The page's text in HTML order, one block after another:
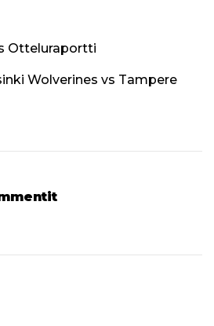
Otteluraportti
Wolverines vs Tampere